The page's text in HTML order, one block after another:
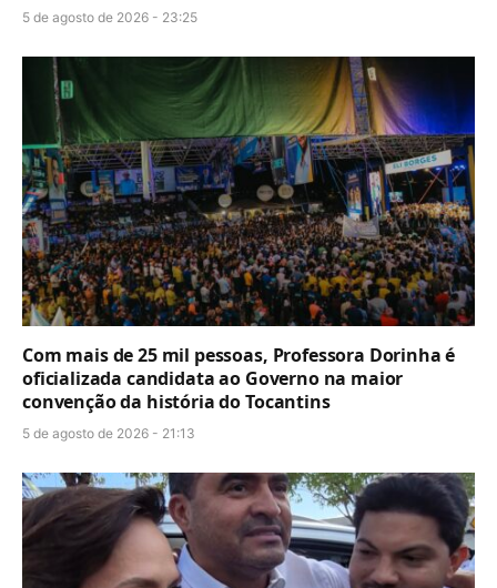
5 de agosto de 2026 - 23:25
Com mais de 25 mil pessoas, Professora Dorinha é
oficializada candidata ao Governo na maior
convenção da história do Tocantins
5 de agosto de 2026 - 21:13